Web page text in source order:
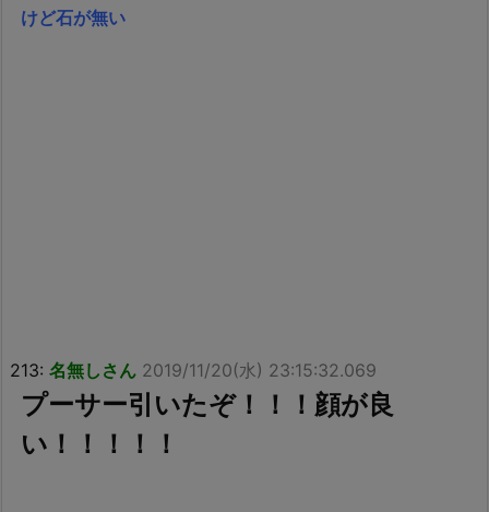
けど石が無い
213: 名無しさん 2019/11/20(水) 23:15:32.069
プーサー引いたぞ！！！顔が良
い！！！！！